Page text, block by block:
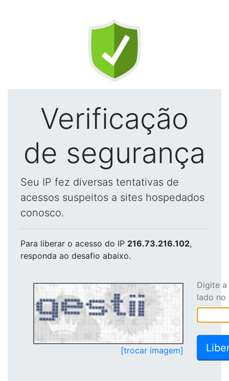
Verificação
de segurança
Seu IP fez diversas tentativas de
acessos suspeitos a sites hospedados
conosco.
Para liberar o acesso do IP 216.73.216.102,
responda ao desafio abaixo.
[trocar imagem]
Digite
lado no